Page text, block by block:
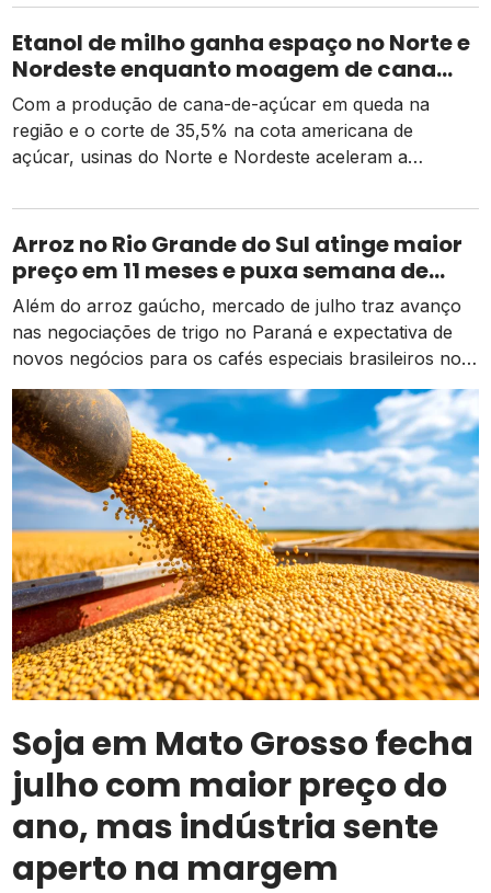
Etanol de milho ganha espaço no Norte e
Nordeste enquanto moagem de cana
recua e tarifa dos EUA pressiona usinas
Com a produção de cana-de-açúcar em queda na
região e o corte de 35,5% na cota americana de
açúcar, usinas do Norte e Nordeste aceleram a
de receita e competitividade.
Arroz no Rio Grande do Sul atinge maior
preço em 11 meses e puxa semana de
valorização no campo
Além do arroz gaúcho, mercado de julho traz avanço
nas negociações de trigo no Paraná e expectativa de
novos negócios para os cafés especiais brasileiros no
exterior
Soja em Mato Grosso fecha
julho com maior preço do
ano, mas indústria sente
aperto na margem